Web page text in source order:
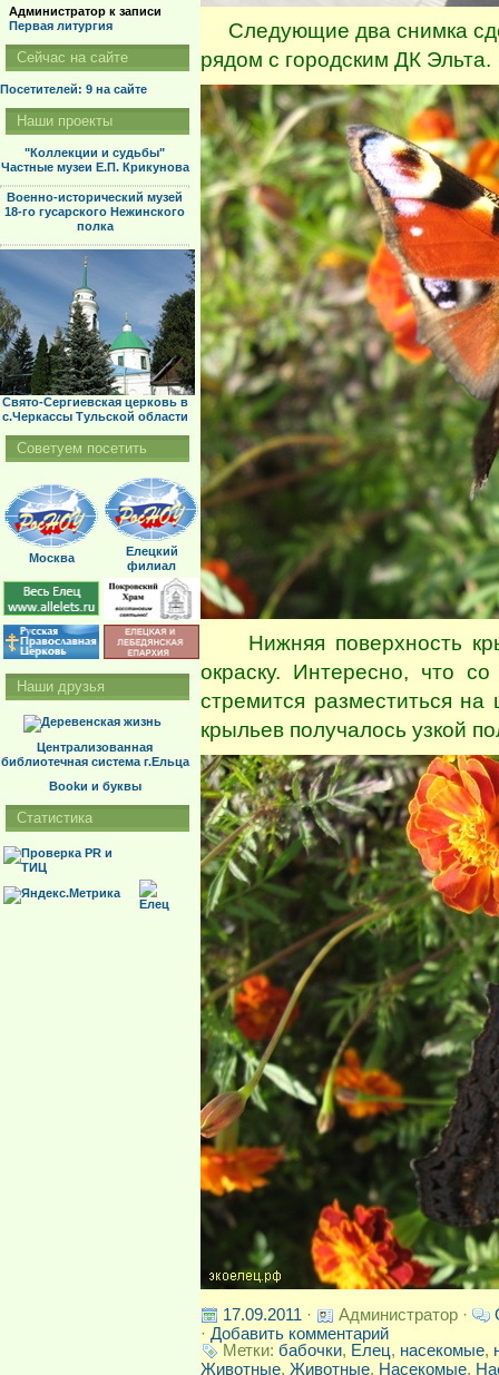
Следующие два снимка
рядом с городским ДК Эльта.
Нижняя поверхность
окраску. Интересно, что
стремится разместиться
крыльев получалось узкой
17.09.2011 · Администратор ·
· Добавить комментарий
Метки: бабочки, Елец, насекомые,
Животные, Животные, Насекомые,
Администратор к записи
Первая литургия
Сейчас на сайте
Посетителей: 9 на сайте
Наши проекты
"Коллекции и судьбы"
Частные музеи Е.П. Крикунова
Военно-исторический музей
18-го гусарского Нежинского
полка
Свято-Сергиевская церковь в
с.Черкассы Тульской области
Советуем посетить
Москва
Елецкий
филиал
Наши друзья
Централизованная
библиотечная система г.Ельца
Bookи и буквы
Статистика